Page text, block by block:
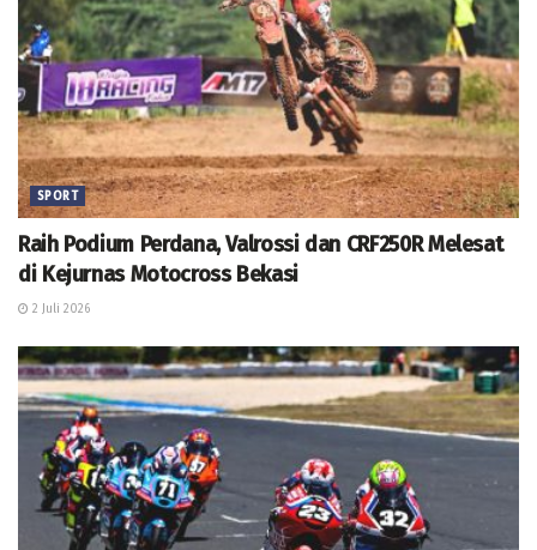
SPORT
Raih Podium Perdana, Valrossi dan CRF250R Melesat
di Kejurnas Motocross Bekasi
2 Juli 2026